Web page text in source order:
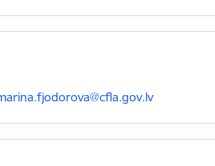
pasts: